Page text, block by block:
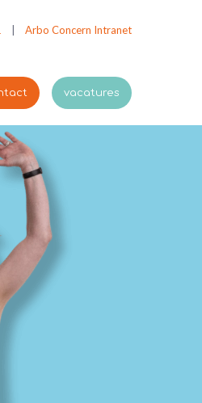
Arbo Concern Intranet
vacatures